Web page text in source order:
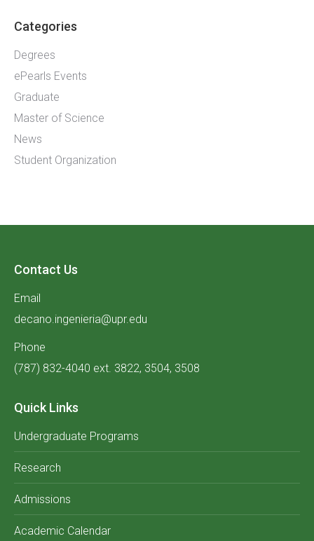
Categories
Degrees
ePearls Events
Graduate
Master of Science
News
Student Organization
Contact Us
Email
decano.ingenieria@upr.edu
Phone
(787) 832-4040 ext. 3822, 3504, 3508
Quick Links
Undergraduate Programs
Research
Admissions
Academic Calendar